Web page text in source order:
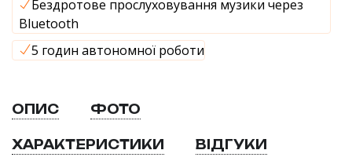
Бездротове прослуховування музики через
Bluetooth
5 годин автономної роботи
ОПИС ФОТО
ХАРАКТЕРИСТИКИ ВІДГУКИ